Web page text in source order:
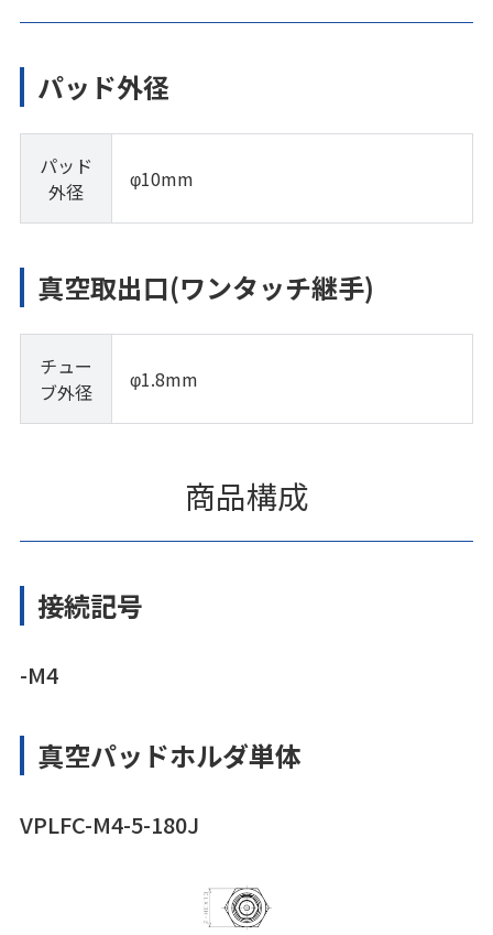
パッド外径
パッド
外径
φ10mm
真空取出口(ワンタッチ継手)
チュー
ブ外径
φ1.8mm
商品構成
接続記号
-M4
真空パッドホルダ単体
VPLFC-M4-5-180J